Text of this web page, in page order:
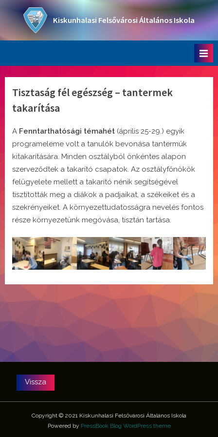
content
Kiskunhalasi Felsővárosi Általános Iskola
Tisztaság fél egészség – tantermek
takarítása
A Fenntarthatósági témahét (április 25-29.) egyik
programeleme volt a tanulók bevonása tantermük
kitakarítására. Minden osztályból önkéntes alapon
szerveződtek a takarító csapatok. Az osztályfőnökök
felügyelete mellett a takarító nénik segítségével
tisztították meg a diákok a padjaikat, a székeiket és a
szekrényeiket. A környezettudatosságra nevelés fontos
része környezetünk megóvása, tisztán tartása.
Copyright © 2021 Kiskunhalasi Felsővárosi Általános Iskola
Powered by PressBook Blog WordPress theme